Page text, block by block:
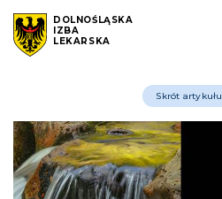
DOLNOŚLĄSKA
IZBA
LEKARSKA
Skrót artykułu